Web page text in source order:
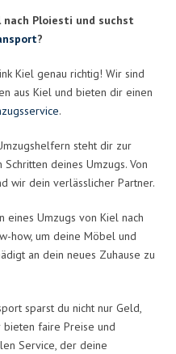
nach Ploiesti und suchst
?
Kiel genau richtig! Wir sind
aus Kiel und bieten dir einen
.
steht dir zur
deines Umzugs. Von
wir dein verlässlicher Partner.
eines Umzugs von Kiel nach
how, um deine Möbel und
an dein neues Zuhause zu
sparst du nicht nur Geld,
bieten faire Preise und
Service, der deine